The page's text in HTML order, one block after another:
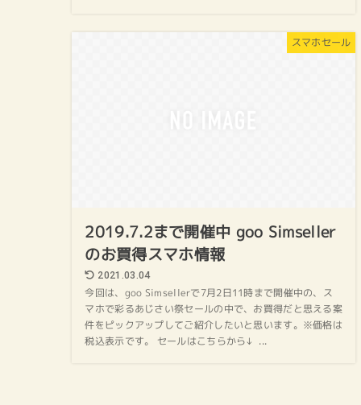
スマホセール
2019.7.2まで開催中 goo Simseller
のお買得スマホ情報
2021.03.04
今回は、goo Simsellerで7月2日11時まで開催中の、ス
マホで彩るあじさい祭セールの中で、お買得だと思える案
件をピックアップしてご紹介したいと思います。※価格は
税込表示です。 セールはこちらから↓ ...